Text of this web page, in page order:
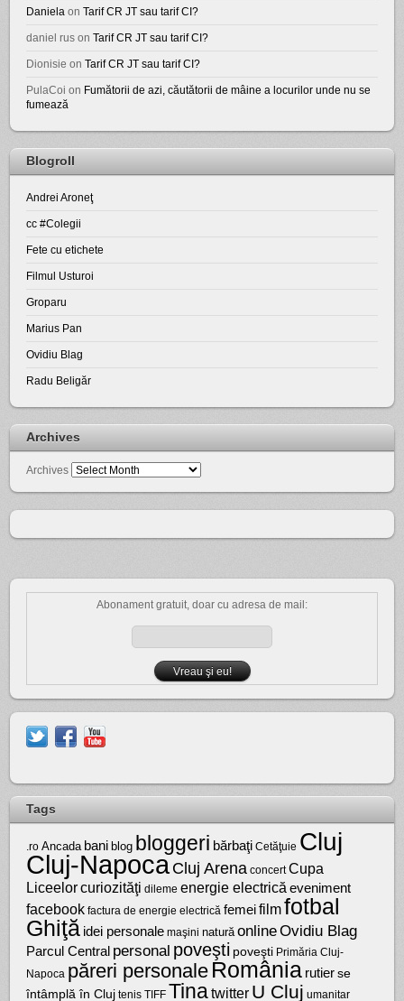
Daniela onTarif CR JT sau tarif CI?
daniel rus onTarif CR JT sau tarif CI?
Dionisie onTarif CR JT sau tarif CI?
PulaCoi on Fumătorii de azi, căutătorii de mâine a locurilor unde nu se
fumează
Blogroll
Andrei Aroneţ
cc #Colegii
Fete cu etichete
Filmul Usturoi
Groparu
Marius Pan
Ovidiu Blag
Radu Beligăr
Archives
Archives
Abonament gratuit, doar cu adresa de mail:
Tags
.ro Ancada bani blog bloggeri bărbaţi Cetăţuie Cluj
Cluj-NapocaCluj Arena concert Cupa
Liceelorcuriozităţi dileme energie electrică eveniment
facebook factura de energie electrică femei filmfotbal
Ghiţă idei personale maşini natură onlineOvidiu Blag
Parcul Central personal poveşti poveşti Primăria Cluj-
Napoca păreri personale România rutier se
întâmplă în Cluj tenis TIFF Tinatwitter U Cluj umanitar